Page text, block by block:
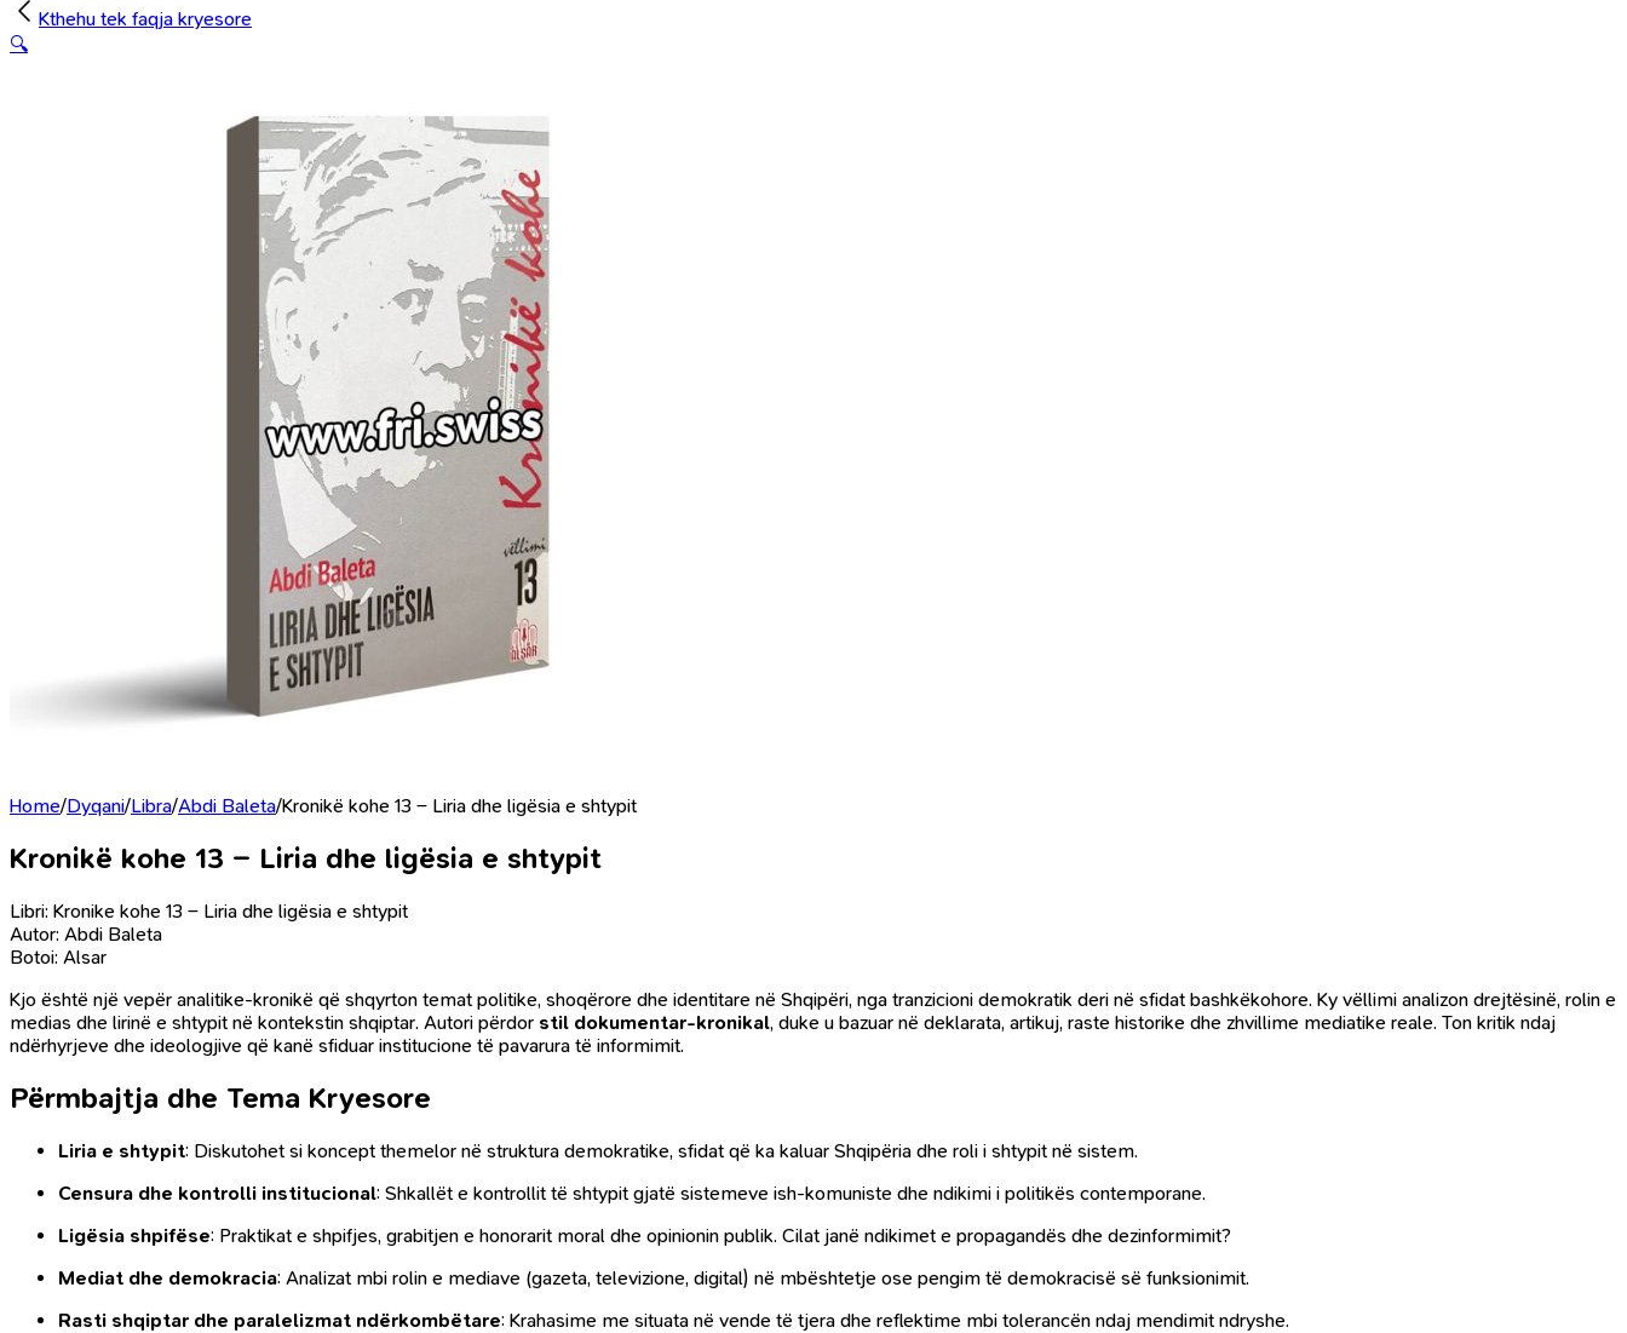
Kthehu tek faqja kryesore
🔍
Home/Dyqani/Libra/Abdi Baleta/Kronikë kohe 13 – Liria dhe ligësia e shtypit
Kronikë kohe 13 – Liria dhe ligësia e shtypit
Libri: Kronike kohe 13 – Liria dhe ligësia e shtypit
Autor: Abdi Baleta
Botoi: Alsar
Kjo është një vepër analitike‑kronikë që shqyrton temat politike, shoqërore dhe identitare në Shqipëri, nga tranzicioni demokratik deri në sfidat bashkëkohore. Ky vëllimi analizon drejtësinë, rolin e
medias dhe lirinë e shtypit në kontekstin shqiptar. Autori përdor stil dokumentar-kronikal, duke u bazuar në deklarata, artikuj, raste historike dhe zhvillime mediatike reale. Ton kritik ndaj
ndërhyrjeve dhe ideologjive që kanë sfiduar institucione të pavarura të informimit.
Përmbajtja dhe Tema Kryesore
Liria e shtypit: Diskutohet si koncept themelor në struktura demokratike, sfidat që ka kaluar Shqipëria dhe roli i shtypit në sistem.
Censura dhe kontrolli institucional: Shkallët e kontrollit të shtypit gjatë sistemeve ish-komuniste dhe ndikimi i politikës contemporane.
Ligësia shpifëse: Praktikat e shpifjes, grabitjen e honorarit moral dhe opinionin publik. Cilat janë ndikimet e propagandës dhe dezinformimit?
Mediat dhe demokracia: Analizat mbi rolin e mediave (gazeta, televizione, digital) në mbështetje ose pengim të demokracisë së funksionimit.
Rasti shqiptar dhe paralelizmat ndërkombëtare: Krahasime me situata në vende të tjera dhe reflektime mbi tolerancën ndaj mendimit ndryshe.